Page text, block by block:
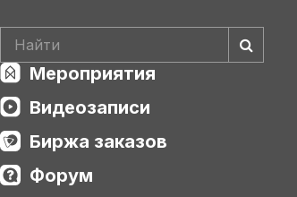
Мероприятия
Видеозаписи
Биржа заказов
Форум